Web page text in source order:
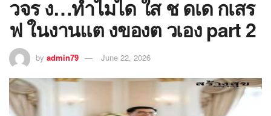
วจร ง…ทำไมได ใส ช ดเด กเสร
ฟ ในงานแต งของต วเอง part 2
by admin79 June 22, 2026